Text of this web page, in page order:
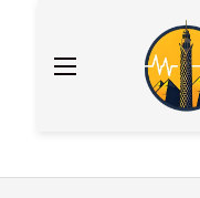
القائمة